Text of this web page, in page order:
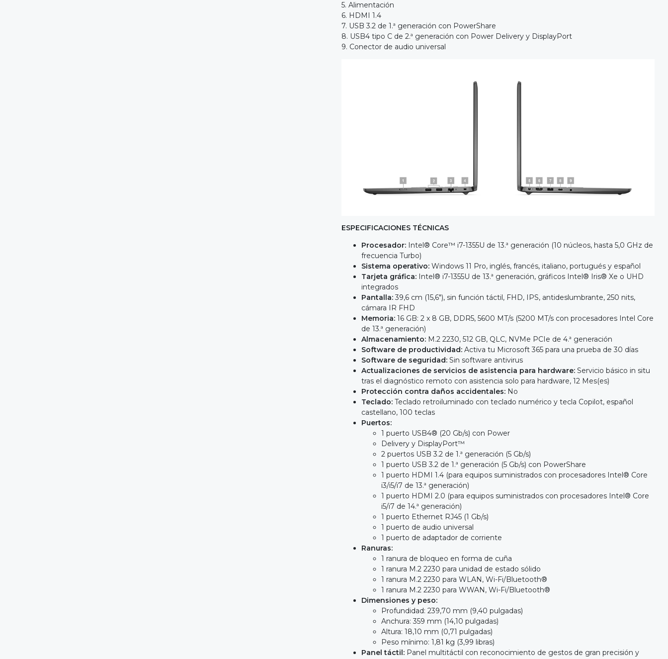
5. Alimentación
6. HDMI 1.4
7. USB 3.2 de 1.ª generación con PowerShare
8. USB4 tipo C de 2.ª generación con Power Delivery y DisplayPort
9. Conector de audio universal
ESPECIFICACIONES TÉCNICAS
Procesador: Intel® Core™ i7-1355U de 13.ª generación (10 núcleos, hasta 5,0 GHz de
frecuencia Turbo)
Sistema operativo: Windows 11 Pro, inglés, francés, italiano, portugués y español
Tarjeta gráfica: Intel® i7-1355U de 13.ª generación, gráficos Intel® Iris® Xe o UHD
integrados
Pantalla:39,6 cm (15,6"), sin función táctil, FHD, IPS, antideslumbrante, 250 nits,
cámara IR FHD
Memoria: 16 GB: 2 x 8 GB, DDR5, 5600 MT/s (5200 MT/s con procesadores Intel Core
de 13.ª generación)
Almacenamiento: M.2 2230, 512 GB, QLC, NVMe PCIe de 4.ª generación
Software de productividad: Activa tu Microsoft 365 para una prueba de 30 días
Software de seguridad: Sin software antivirus
Actualizaciones de servicios de asistencia para hardware: Servicio básico in situ
tras el diagnóstico remoto con asistencia solo para hardware, 12 Mes(es)
Protección contra daños accidentales: No
Teclado: Teclado retroiluminado con teclado numérico y tecla Copilot, español
castellano, 100 teclas
Puertos:
1 puerto USB4® (20 Gb/s) con Power
Delivery y DisplayPort™
2 puertos USB 3.2 de 1.ª generación (5 Gb/s)
1 puerto USB 3.2 de 1.ª generación (5 Gb/s) con PowerShare
1 puerto HDMI 1.4 (para equipos suministrados con procesadores Intel® Core
i3/i5/i7 de 13.ª generación)
1 puerto HDMI 2.0 (para equipos suministrados con procesadores Intel® Core
i5/i7 de 14.ª generación)
1 puerto Ethernet RJ45 (1 Gb/s)
1 puerto de audio universal
1 puerto de adaptador de corriente
Ranuras:
1 ranura de bloqueo en forma de cuña
1 ranura M.2 2230 para unidad de estado sólido
1 ranura M.2 2230 para WLAN, Wi-Fi/Bluetooth®
1 ranura M.2 2230 para WWAN, Wi-Fi/Bluetooth®
Dimensiones y peso:
Profundidad: 239,70 mm (9,40 pulgadas)
Anchura: 359 mm (14,10 pulgadas)
Altura: 18,10 mm (0,71 pulgadas)
Peso mínimo: 1,81 kg (3,99 libras)
Panel táctil: Panel multitáctil con reconocimiento de gestos de gran precisión y